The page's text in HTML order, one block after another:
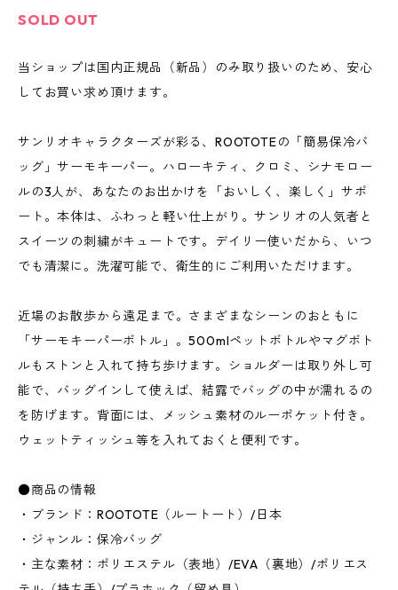
SOLD OUT
当ショップは国内正規品（新品）のみ取り扱いのため、安心
してお買い求め頂けます。
サンリオキャラクターズが彩る、ROOTOTEの「簡易保冷バ
ッグ」サーモキーパー。ハローキティ、クロミ、シナモロー
ルの3人が、あなたのお出かけを「おいしく、楽しく」サポ
ート。本体は、ふわっと軽い仕上がり。サンリオの人気者と
スイーツの刺繍がキュートです。デイリー使いだから、いつ
でも清潔に。洗濯可能で、衛生的にご利用いただけます。
近場のお散歩から遠足まで。さまざまなシーンのおともに
「サーモキーパーボトル」。500mlペットボトルやマグボト
ルもストンと入れて持ち歩けます。ショルダーは取り外し可
能で、バッグインして使えば、結露でバッグの中が濡れるの
を防げます。背面には、メッシュ素材のルーポケット付き。
ウェットティッシュ等を入れておくと便利です。
●商品の情報
・ブランド：ROOTOTE（ルートート）/日本
・ジャンル：保冷バッグ
・主な素材：ポリエステル（表地）/EVA（裏地）/ポリエス